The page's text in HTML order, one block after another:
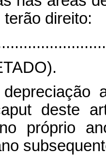
direito:
deste
próprio